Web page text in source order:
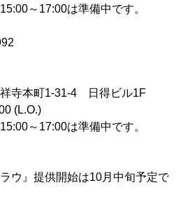
17:00は準備中です。
寺本町1-31-4 日得ビル1F
(L.O.)
17:00は準備中です。
ウ』提供開始は10月中旬予定で